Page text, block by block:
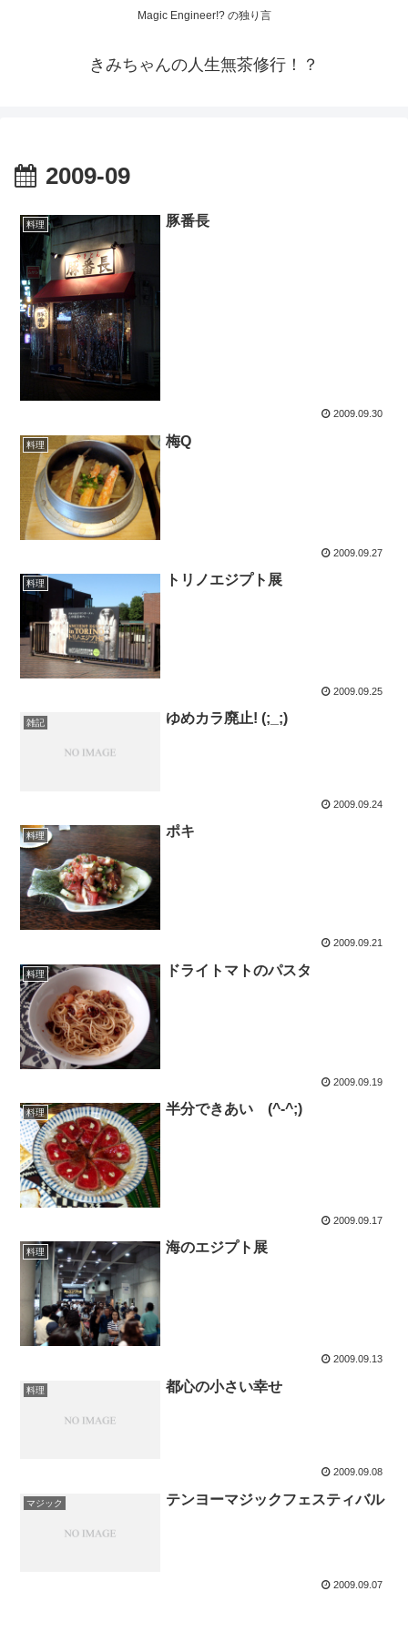
Magic Engineer!? の独り言
きみちゃんの人生無茶修行！？
2009-09
料理 豚番長
2009.09.30
料理 梅Q
2009.09.27
料理 トリノエジプト展
2009.09.25
雑記 ゆめカラ廃止! (;_;)
2009.09.24
料理 ポキ
2009.09.21
料理 ドライトマトのパスタ
2009.09.19
料理 半分できあい (^-^;)
2009.09.17
料理 海のエジプト展
2009.09.13
料理 都心の小さい幸せ
2009.09.08
マジック テンヨーマジックフェスティバル
2009.09.07